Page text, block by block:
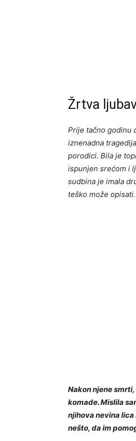
Žrtva
Prije tačno godinu
iznenadna
porodici. Bila je
ispunjen srećom i
sudbina je imala
teško može opisati.
Nakon njene
komade. Mislila
njihova nevina
nešto, da im